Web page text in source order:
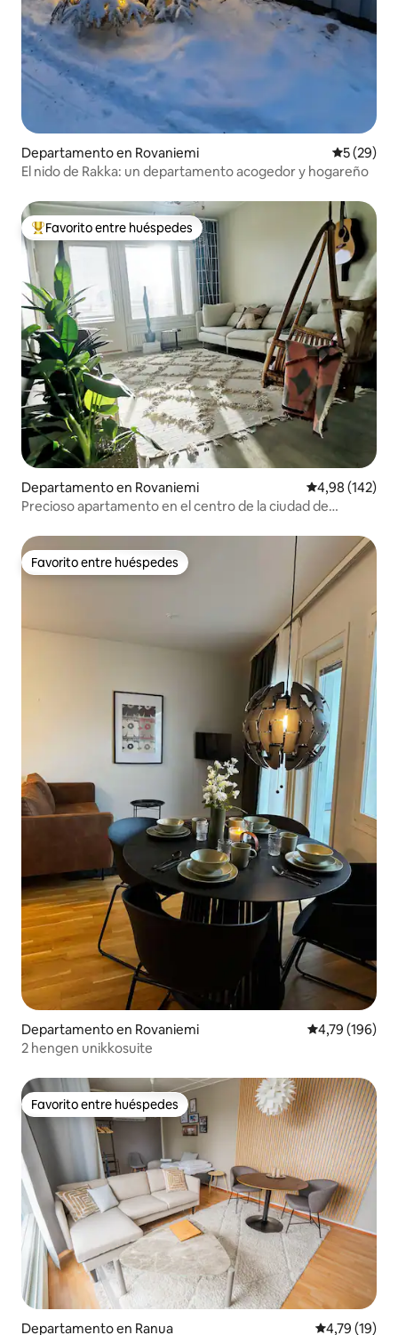
Departamento en Rovaniemi
5 (29)
El nido de Rakka: un departamento acogedor y hogareño
Favorito entre los huéspedes más destacados
Favorito entre huéspedes
Departamento en Rovaniemi Calificación
4,98 (142)
Precioso apartamento en el centro de la ciudad de
Favorito entre huéspedes
Favorito entre huéspedes
Departamento en Rovaniemi Calificación
4,79 (196)
2 hengen unikkosuite
Favorito entre huéspedes
Favorito entre huéspedes
Departamento en Ranua Calificación
4,79 (19)